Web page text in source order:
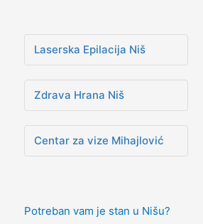
Laserska Epilacija Niš
Zdrava Hrana Niš
Centar za vize Mihajlović
Potreban vam je stan u Nišu?